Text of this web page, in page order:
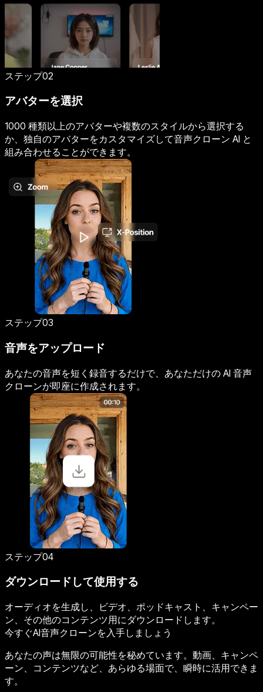
ステップ02
アバターを選択
1000 種類以上のアバターや複数のスタイルから選択する
か、独自のアバターをカスタマイズして音声クローン AI と
組み合わせることができます。
ステップ03
音声をアップロード
あなたの音声を短く録音するだけで、あなただけの AI 音声
クローンが即座に作成されます。
ステップ04
ダウンロードして使用する
オーディオを生成し、ビデオ、ポッドキャスト、キャンペー
ン、その他のコンテンツ用にダウンロードします。
今すぐAI音声クローンを入手しましょう
あなたの声は無限の可能性を秘めています。動画、キャンペ
ーン、コンテンツなど、あらゆる場面で、瞬時に活用できま
す。